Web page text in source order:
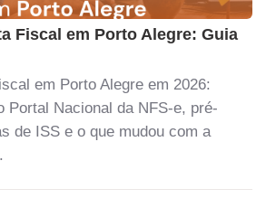
Fiscal em Porto Alegre: Guia
em Porto Alegre em 2026:
Portal Nacional da NFS-e, pré-
de ISS e o que mudou com a